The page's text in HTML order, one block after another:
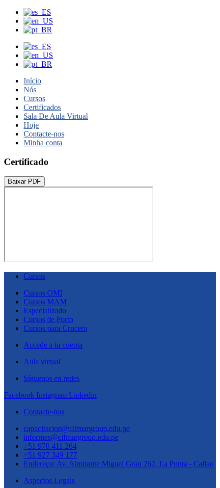
Início
Nós
Cursos
Certificados
Sala De Aula Virtual
Hoje
Contacte-nos
Minha conta
Certificado
Baixar PDF
Cursos
Cursos OMI
Cursos MAM
Especializado
Cursos de Porto
Cursos para Crucero
Accede a tu cuenta
Aula virtual
Síguenos en redes
Facebook Instagram Linkedin
Contacte-nos
capacitacion@cifmargroup.edu.pe
informes@cifmargroup.edu.pe
+51 970 411 264
+51 927 349 177
Endereço: Av. Almirante Miguel Grau 262, La Punta - Callao
Aspectos Legais